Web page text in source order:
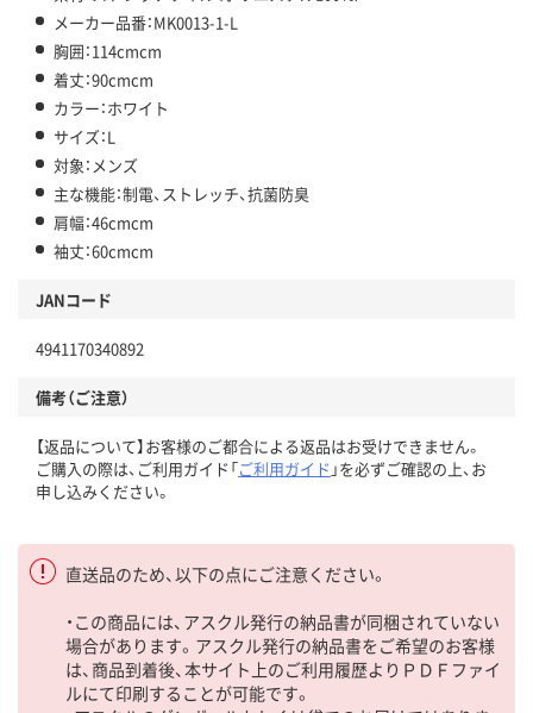
メーカー品番：MK0013-1-L
胸囲：114cmcm
着丈：90cmcm
カラー：ホワイト
サイズ：L
対象：メンズ
主な機能：制電、ストレッチ、抗菌防臭
肩幅：46cmcm
袖丈：60cmcm
JANコード
4941170340892
備考（ご注意）
【返品について】お客様のご都合による返品はお受けできません。
ご購入の際は、ご利用ガイド「ご利用ガイド 」を必ずご確認の上、お
申し込みください。
直送品のため、以下の点にご注意ください。
・この商品には、アスクル発行の納品書が同梱されていない
場合があります。アスクル発行の納品書をご希望のお客様
は、商品到着後、本サイト上のご利用履歴よりＰＤＦファイ
ルにて印刷することが可能です。